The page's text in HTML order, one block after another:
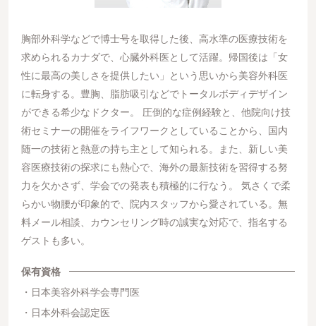
胸部外科学などで博士号を取得した後、高水準の医療技術を
求められるカナダで、心臓外科医として活躍。帰国後は「女
性に最高の美しさを提供したい」という思いから美容外科医
に転身する。豊胸、脂肪吸引などでトータルボディデザイン
ができる希少なドクター。 圧倒的な症例経験と、他院向け技
術セミナーの開催をライフワークとしていることから、国内
随一の技術と熱意の持ち主として知られる。また、新しい美
容医療技術の探求にも熱心で、海外の最新技術を習得する努
力を欠かさず、学会での発表も積極的に行なう。 気さくで柔
らかい物腰が印象的で、院内スタッフから愛されている。無
料メール相談、カウンセリング時の誠実な対応で、指名する
ゲストも多い。
保有資格
日本美容外科学会専門医
日本外科会認定医